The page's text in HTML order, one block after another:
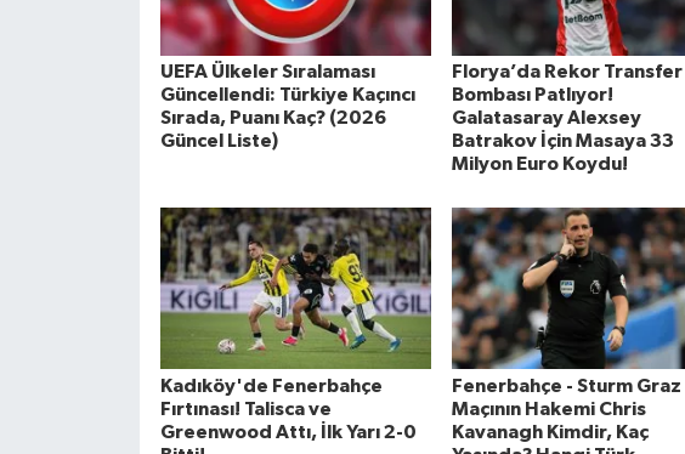
UEFA Ülkeler Sıralaması
Güncellendi: Türkiye Kaçıncı
Sırada, Puanı Kaç? (2026
Güncel Liste)
Florya’da Rekor Transfer
Bombası Patlıyor!
Galatasaray Alexsey
Batrakov İçin Masaya 33
Milyon Euro Koydu!
Kadıköy'de Fenerbahçe
Fırtınası! Talisca ve
Greenwood Attı, İlk Yarı 2-0
Fenerbahçe - Sturm Graz
Maçının Hakemi Chris
Kavanagh Kimdir, Kaç